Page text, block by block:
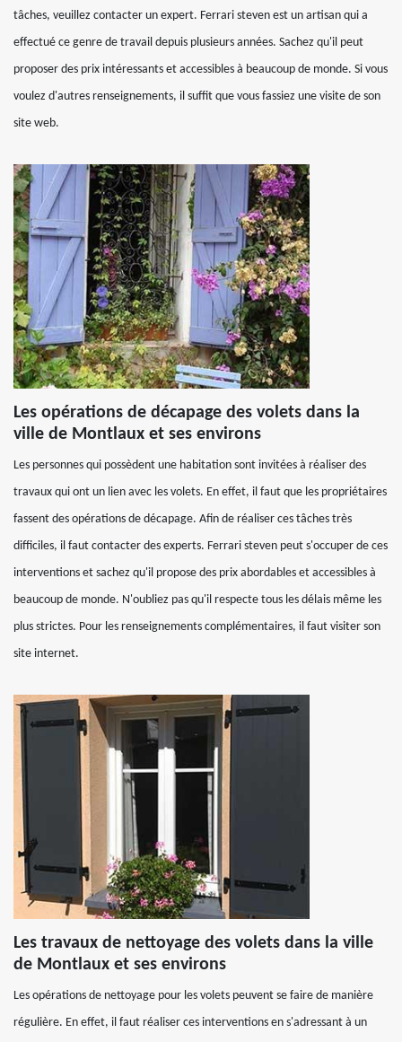
tâches, veuillez contacter un expert. Ferrari steven est un artisan qui a
effectué ce genre de travail depuis plusieurs années. Sachez qu'il peut
proposer des prix intéressants et accessibles à beaucoup de monde. Si vous
voulez d'autres renseignements, il suffit que vous fassiez une visite de son
site web.
Les opérations de décapage des volets dans la
ville de Montlaux et ses environs
Les personnes qui possèdent une habitation sont invitées à réaliser des
travaux qui ont un lien avec les volets. En effet, il faut que les propriétaires
fassent des opérations de décapage. Afin de réaliser ces tâches très
difficiles, il faut contacter des experts. Ferrari steven peut s'occuper de ces
interventions et sachez qu'il propose des prix abordables et accessibles à
beaucoup de monde. N'oubliez pas qu'il respecte tous les délais même les
plus strictes. Pour les renseignements complémentaires, il faut visiter son
site internet.
Les travaux de nettoyage des volets dans la ville
de Montlaux et ses environs
Les opérations de nettoyage pour les volets peuvent se faire de manière
régulière. En effet, il faut réaliser ces interventions en s'adressant à un